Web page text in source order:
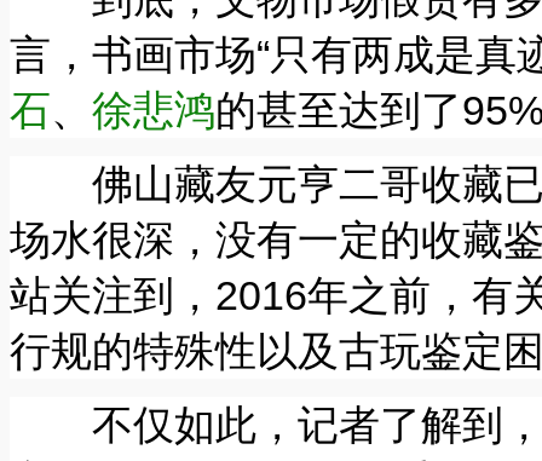
言，书画市场“只有两成是真
石、 徐悲鸿的甚至达到了
佛山藏友元亨二哥收藏已
场水很深，没有一定的收藏
站关注到，2016年之前，有
行规的特殊性以及古玩鉴定
不仅如此，记者了解到